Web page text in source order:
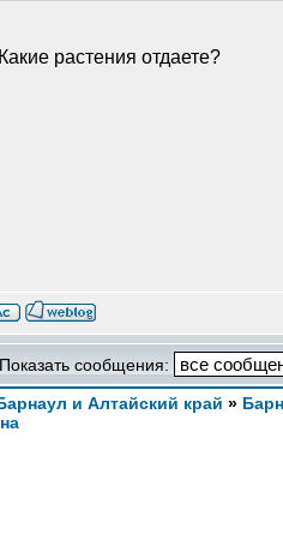
растения отдаете?
Показать сообщения:
и Алтайский край »